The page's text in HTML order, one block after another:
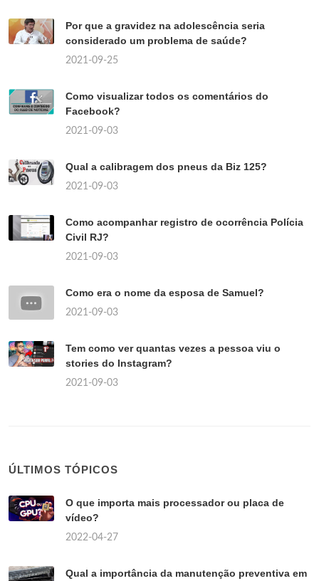
Por que a gravidez na adolescência seria
considerado um problema de saúde?
2021-09-25
Como visualizar todos os comentários do
Facebook?
2021-09-03
Qual a calibragem dos pneus da Biz 125?
2021-09-03
Como acompanhar registro de ocorrência Polícia
Civil RJ?
2021-09-03
Como era o nome da esposa de Samuel?
2021-09-03
Tem como ver quantas vezes a pessoa viu o
stories do Instagram?
2021-09-03
ÚLTIMOS TÓPICOS
O que importa mais processador ou placa de
vídeo?
2022-04-27
Qual a importância da manutenção preventiva em